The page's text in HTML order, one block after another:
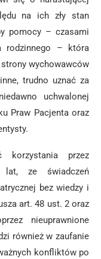
na ich zły stan
pomocy – czasami
rodzinnego – która
wychowawców
trudno uznać za
uchwalonej
Praw Pacjenta oraz
korzystania przez
lat, ze świadczeń
bez wiedzy i
art. 48 ust. 2 oraz
nieuprawnione
również w zaufanie
konfliktów po